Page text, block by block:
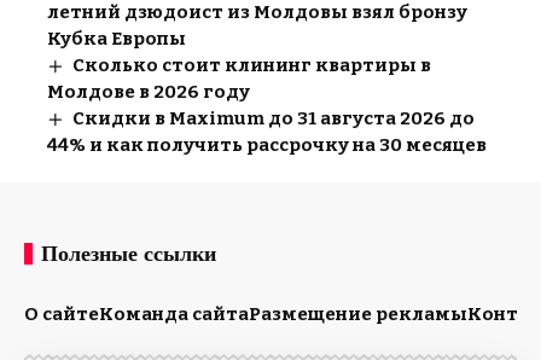
летний дзюдоист из Молдовы взял бронзу
Кубка Европы
Сколько стоит клининг квартиры в
Молдове в 2026 году
Скидки в Maximum до 31 августа 2026 до
44% и как получить рассрочку на 30 месяцев
Полезные ссылки
О сайтеКоманда сайтаРазмещение рекламы